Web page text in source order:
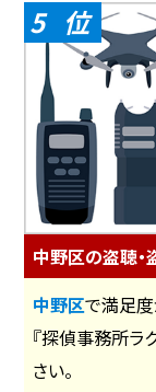
5
中野区の盗聴
中野区で満足
『探偵事務所ラ
さい。